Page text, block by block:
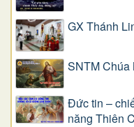
GX Thánh
SNTM Chúa
Đức tin –
năng Thiên